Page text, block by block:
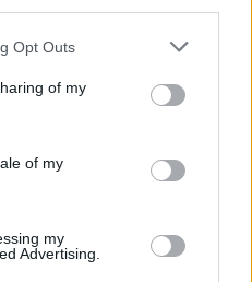
Opt Outs
of my
of my
my
Advertising.
Tecnologia (PACT), em Évora,